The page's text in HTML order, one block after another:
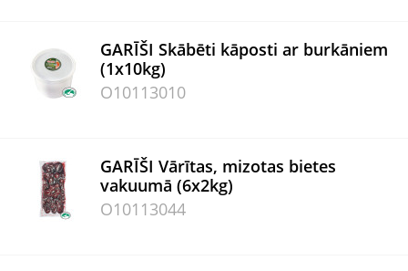
GARĪŠI Skābēti kāposti ar burkāniem
(1x10kg)
O10113010
GARĪŠI Vārītas, mizotas bietes
vakuumā (6x2kg)
O10113044